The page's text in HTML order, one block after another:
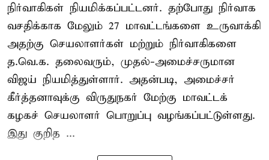
நிர்வாகிகள் நியமிக்கப்பட்டனர். தற்போது நிர்வாக
வசதிக்காக மேலும் 27 மாவட்டங்களை உருவாக்கி
அதற்கு செயலாளர்கள் மற்றும் நிர்வாகிகளை
த.வெ.க. தலைவரும், முதல்-அமைச்சருமான
விஜய் நியமித்துள்ளார். அதன்படி, அமைச்சர்
கீர்த்தனாவுக்கு விருதுநகர் மேற்கு மாவட்டக்
கழகச் செயலாளர் பொறுப்பு வழங்கப்பட்டுள்ளது.
இது குறித ...